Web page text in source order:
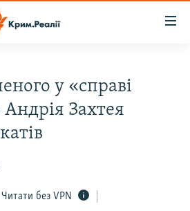
у «справі
Андрія Захтея
Читати без VPN